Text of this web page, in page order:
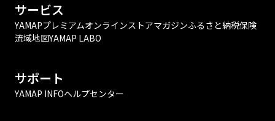
サービス
YAMAPプレミアムオンラインストアマガジンふるさと納税保険
流域地図YAMAP LABO
サポート
YAMAP INFOヘルプセンター